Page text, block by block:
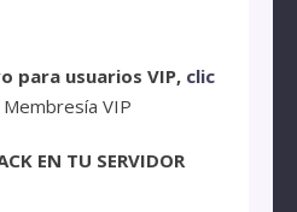
para usuarios VIP, clic
VIP
EN TU SERVIDOR